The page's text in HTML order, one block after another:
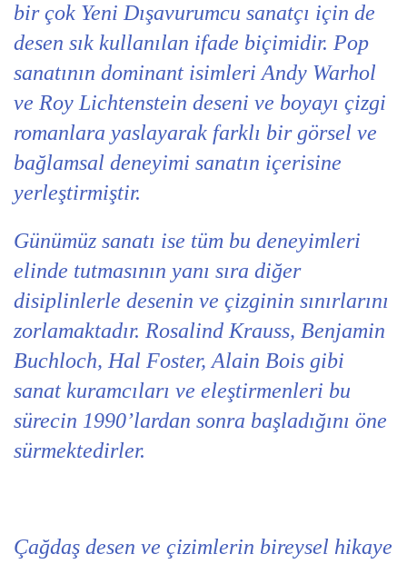
bir çok Yeni Dışavurumcu sanatçı için de
desen sık kullanılan ifade biçimidir. Pop
sanatının dominant isimleri Andy Warhol
ve Roy Lichtenstein deseni ve boyayı çizgi
romanlara yaslayarak farklı bir görsel ve
bağlamsal deneyimi sanatın içerisine
yerleştirmiştir.
Günümüz sanatı ise tüm bu deneyimleri
elinde tutmasının yanı sıra diğer
disiplinlerle desenin ve çizginin sınırlarını
zorlamaktadır. Rosalind Krauss, Benjamin
Buchloch, Hal Foster, Alain Bois gibi
sanat kuramcıları ve eleştirmenleri bu
sürecin 1990’lardan sonra başladığını öne
sürmektedirler.
Çağdaş desen ve çizimlerin bireysel hikaye